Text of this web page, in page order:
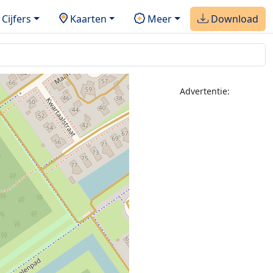
Cijfers Kaarten Meer Download
Advertentie: